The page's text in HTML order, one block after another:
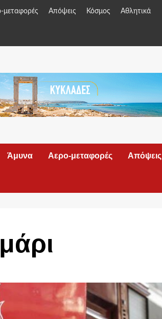
μεταφορές Απόψεις Κόσμος Αθλητικά
Άμυνα Αερο-μεταφορές Απόψεις